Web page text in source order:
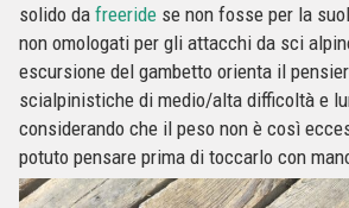
solido da freeride se non fosse per la
non omologati per gli attacchi da sci
escursione del gambetto orienta il
scialpinistiche di medio/alta difficoltà e
considerando che il peso non è così
potuto pensare prima di toccarlo con